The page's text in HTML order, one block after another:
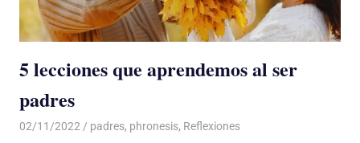
5 lecciones que aprendemos al ser
padres
02/11/2022 De todo un Poco
padres, phronesis, Reflexiones